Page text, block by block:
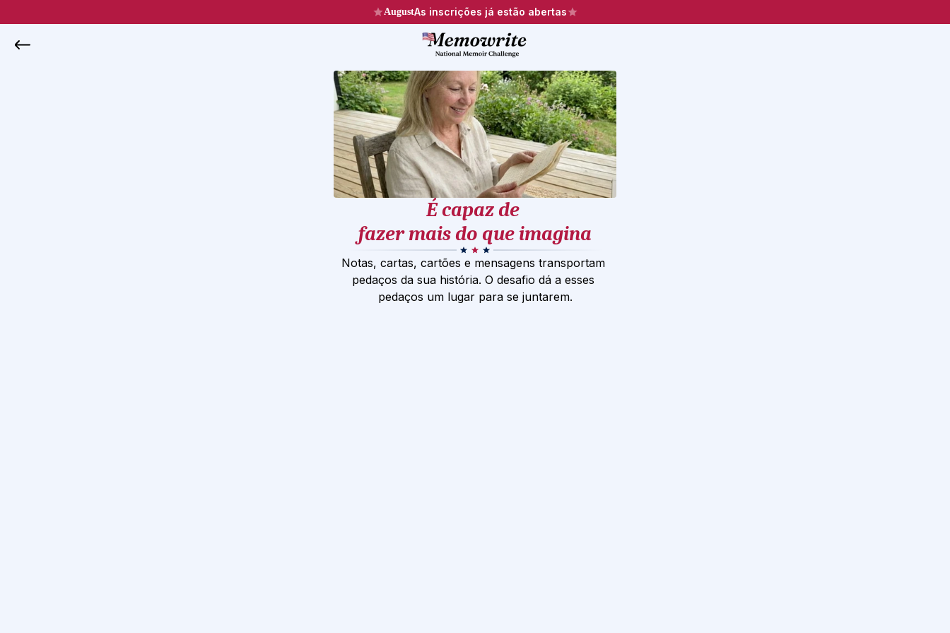
AugustAs inscrições já estão abertas
É capaz de
fazer mais do que imagina
Notas, cartas, cartões e mensagens transportam
pedaços da sua história. O desafio dá a esses
pedaços um lugar para se juntarem.